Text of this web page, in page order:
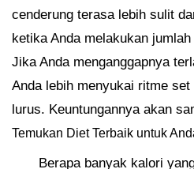
cenderung terasa lebih sulit
ketika Anda melakukan
Jika Anda menganggapnya
Anda lebih menyukai ritme
lurus. Keuntungannya akan
Temukan Diet Terbaik untuk
Berapa banyak kalori